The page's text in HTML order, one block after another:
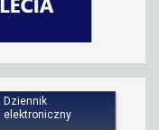
Dziennik
elektroniczny